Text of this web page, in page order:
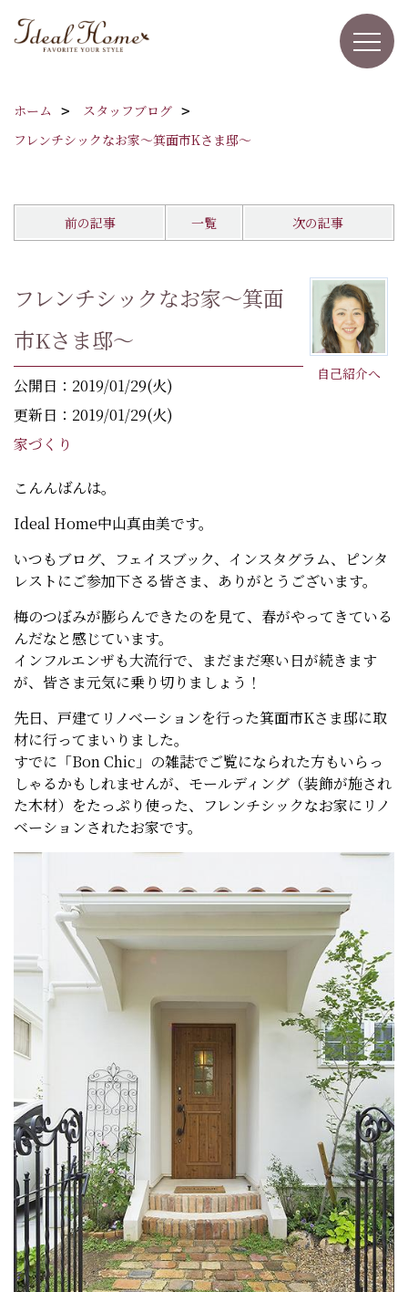
ホーム
スタッフブログ
フレンチシックなお家～箕面市Kさま邸～
前の記事 一覧 次の記事
自己紹介へ
フレンチシックなお家～箕面
市Kさま邸～
公開日：2019/01/29(火)
更新日：2019/01/29(火)
家づくり
こんんばんは。
Ideal Home中山真由美です。
いつもブログ、フェイスブック、インスタグラム、ピンタ
レストにご参加下さる皆さま、ありがとうございます。
梅のつぼみが膨らんできたのを見て、春がやってきている
んだなと感じています。
インフルエンザも大流行で、まだまだ寒い日が続きます
が、皆さま元気に乗り切りましょう！
先日、戸建てリノベーションを行った箕面市Kさま邸に取
材に行ってまいりました。
すでに「Bon Chic」の雑誌でご覧になられた方もいらっ
しゃるかもしれませんが、モールディング（装飾が施され
た木材）をたっぷり使った、フレンチシックなお家にリノ
ベーションされたお家です。